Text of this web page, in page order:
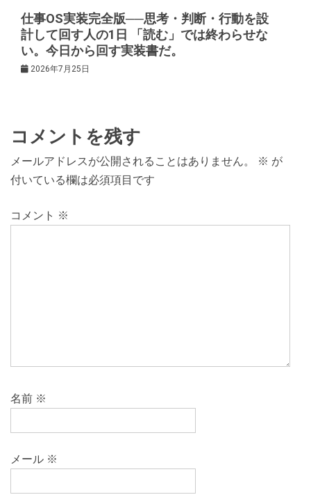
仕事OS実装完全版──思考・判断・行動を設
計して回す人の1日 「読む」では終わらせな
い。今日から回す実装書だ。
2026年7月25日
コメントを残す
メールアドレスが公開されることはありません。 ※ が
付いている欄は必須項目です
コメント ※
名前 ※
メール ※